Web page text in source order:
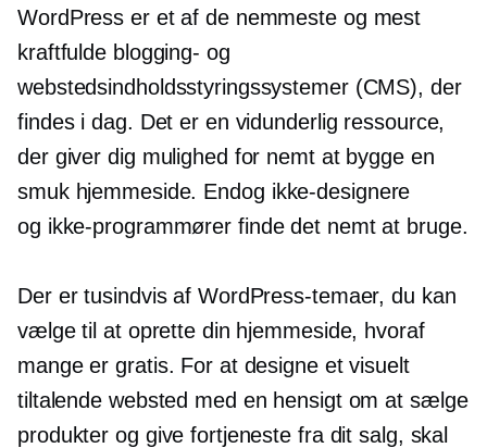
WordPress er et af de nemmeste og mest
kraftfulde blogging- og
webstedsindholdsstyringssystemer (CMS), der
findes i dag. Det er en vidunderlig ressource,
der giver dig mulighed for nemt at bygge en
smuk hjemmeside. Endog ikke-designere
og ikke-programmører finde det nemt at bruge.
Der er tusindvis af WordPress-temaer, du kan
vælge til at oprette din hjemmeside, hvoraf
mange er gratis. For at designe et visuelt
tiltalende websted med en hensigt om at sælge
produkter og give fortjeneste fra dit salg, skal